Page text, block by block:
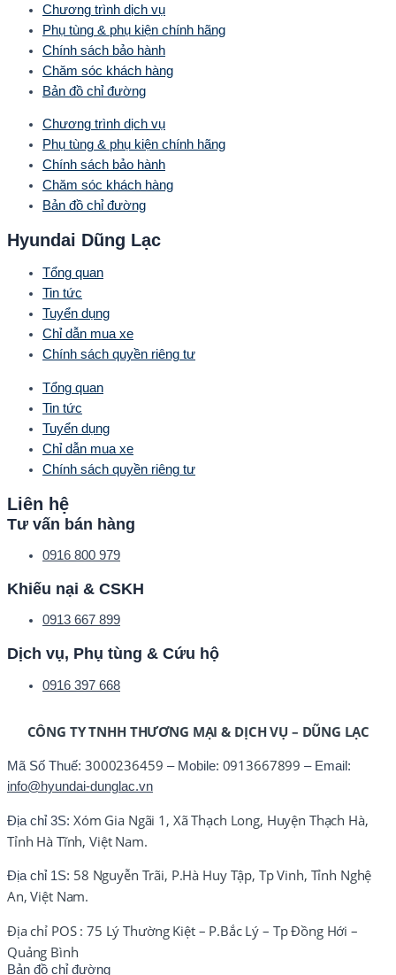
Chương trình dịch vụ
Phụ tùng & phụ kiện chính hãng
Chính sách bảo hành
Chăm sóc khách hàng
Bản đồ chỉ đường
Chương trình dịch vụ
Phụ tùng & phụ kiện chính hãng
Chính sách bảo hành
Chăm sóc khách hàng
Bản đồ chỉ đường
Hyundai Dũng Lạc
Tổng quan
Tin tức
Tuyển dụng
Chỉ dẫn mua xe
Chính sách quyền riêng tư
Tổng quan
Tin tức
Tuyển dụng
Chỉ dẫn mua xe
Chính sách quyền riêng tư
Liên hệ
Tư vấn bán hàng
0916 800 979
Khiếu nại & CSKH
0913 667 899
Dịch vụ, Phụ tùng & Cứu hộ
0916 397 668
CÔNG TY TNHH THƯƠNG MẠI & DỊCH VỤ – DŨNG LẠC
Mã Số Thuế: 3000236459 – Mobile: 0913667899 – Email:
info@hyundai-dunglac.vn
Địa chỉ 3S: Xóm Gia Ngãi 1, Xã Thạch Long, Huyện Thạch Hà,
Tỉnh Hà Tĩnh, Việt Nam.
Địa chỉ 1S: 58 Nguyễn Trãi, P.Hà Huy Tập, Tp Vinh, Tỉnh Nghệ
An, Việt Nam.
Địa chỉ POS : 75 Lý Thường Kiệt – P.Bắc Lý – Tp Đồng Hới –
Quảng Bình
Bản đồ chỉ đường